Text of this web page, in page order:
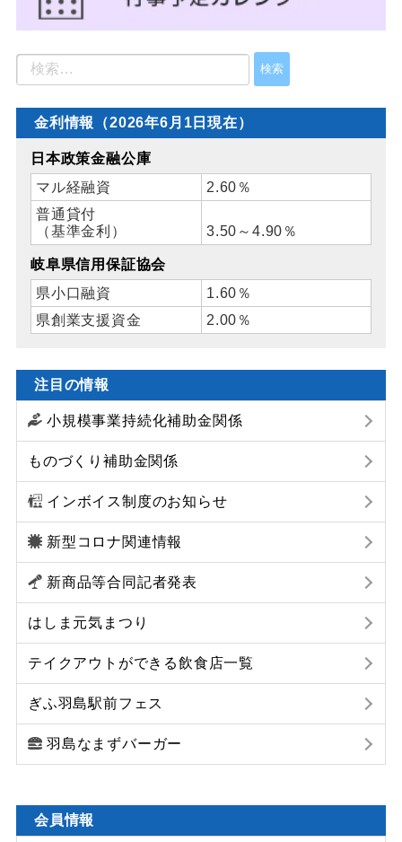
金利情報（2026年6月1日現在）
日本政策金融公庫
マル経融資
2.60％
普通貸付
（基準金利）
3.50～4.90％
岐阜県信用保証協会
県小口融資
1.60％
県創業支援資金
2.00％
注目の情報
小規模事業持続化補助金関係
ものづくり補助金関係
インボイス制度のお知らせ
新型コロナ関連情報
新商品等合同記者発表
はしま元気まつり
テイクアウトができる飲食店一覧
ぎふ羽島駅前フェス
羽島なまずバーガー
会員情報